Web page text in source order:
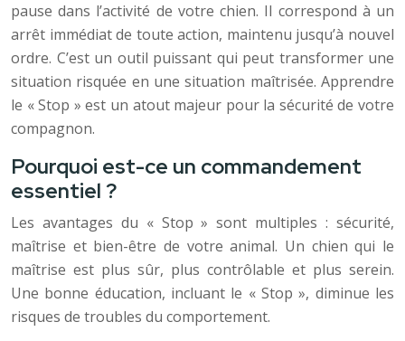
pause dans l’activité de votre chien. Il correspond à un
arrêt immédiat de toute action, maintenu jusqu’à nouvel
ordre. C’est un outil puissant qui peut transformer une
situation risquée en une situation maîtrisée. Apprendre
le « Stop » est un atout majeur pour la sécurité de votre
compagnon.
Pourquoi est-ce un commandement
essentiel ?
Les avantages du « Stop » sont multiples : sécurité,
maîtrise et bien-être de votre animal. Un chien qui le
maîtrise est plus sûr, plus contrôlable et plus serein.
Une bonne éducation, incluant le « Stop », diminue les
risques de troubles du comportement.